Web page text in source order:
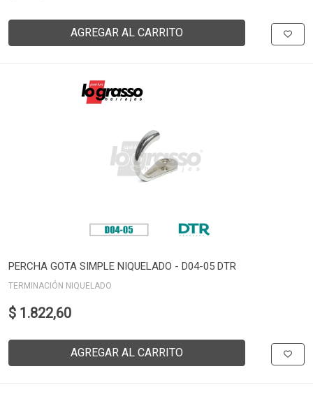
AGREGAR AL CARRITO
PERCHA GOTA SIMPLE NIQUELADO - D04-05 DTR
TERMINACIÓN NIQUELADO
$ 1.822,60
AGREGAR AL CARRITO